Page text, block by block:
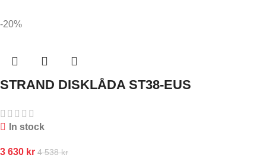
-20%
STRAND DISKLÅDA ST38-EUS
In stock
3 630 kr 4 538kr